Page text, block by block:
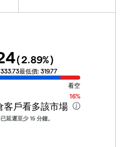
(2.89%)
333.73最低價: 319.77
看空
16%
客戶看多該市場
延遲至少 15 分鐘。